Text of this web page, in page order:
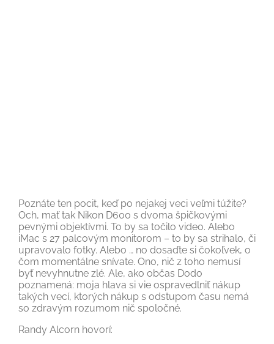
Poznáte ten pocit, keď po nejakej veci veľmi túžite?
Och, mať tak Nikon D600 s dvoma špičkovými
pevnými objektívmi. To by sa točilo video. Alebo
iMac s 27 palcovým monitorom – to by sa strihalo, či
upravovalo fotky. Alebo … no dosaďte si čokoľvek, o
čom momentálne snívate. Ono, nič z toho nemusí
byť nevyhnutne zlé. Ale, ako občas Dodo
poznamená: moja hlava si vie ospravedlniť nákup
takých vecí, ktorých nákup s odstupom času nemá
so zdravým rozumom nič spoločné.
Randy Alcorn hovorí: